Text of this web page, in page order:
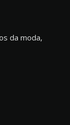
da moda,